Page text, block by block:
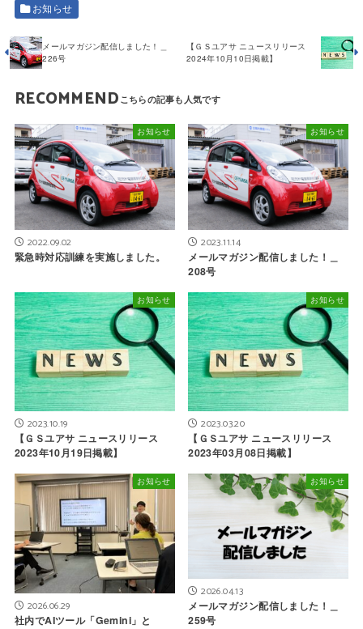
お知らせ
【ＧＳユアサ ニュースリリース
2024年10月10日掲載】
メールマガジン配信しました！＿
226号
RECOMMEND
お知らせ
2022.09.02
緊急時対応訓練を実施しました。
お知らせ
2023.11.14
メールマガジン配信しました！＿
208号
お知らせ
2023.10.19
【ＧＳユアサ ニュースリリース
2023年10月19日掲載】
お知らせ
2023.03.20
【ＧＳユアサ ニュースリリース
2023年03月08日掲載】
お知らせ
2026.06.29
社内でAIツール「Gemini」と
お知らせ
2026.04.13
メールマガジン配信しました！＿
259号